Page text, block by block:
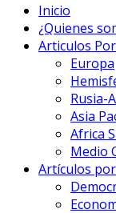
Inicio
¿Quienes
Articulos
Europa
Rusia-
Asia
Africa
Medio
Artículos